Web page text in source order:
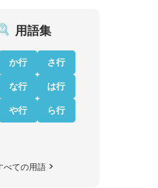
用語集
か行 さ行
な行 は行
や行 ら行
べての用語